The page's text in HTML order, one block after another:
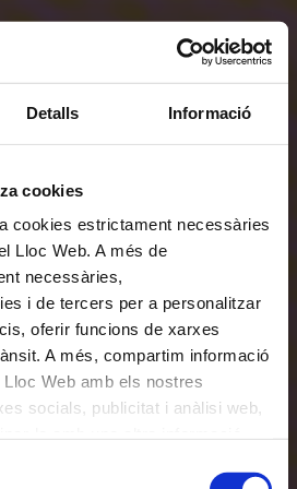
Detalls Informació
cookies
cookies estrictament necessàries
Lloc Web. A més de
necessàries,
i de tercers per a personalitzar
oferir funcions de xarxes
A més, compartim informació
Web amb els nostres
socials, publicitat i anàlisi web,